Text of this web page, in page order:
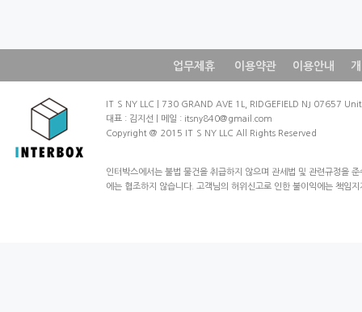
업무제휴 이용약관 이용안내
대표:김지선|메일:itsny840@gmail.com
Copyright@2015IT`SNYLLCAllRightsReserved
인터박스에서는불법물건을취급하지않으며관세법및관련규정을
에는협조하지않습니다.고객님의허위신고로인한불이익에는책임지